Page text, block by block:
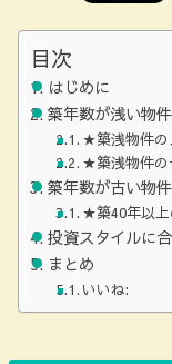
目次
はじめに
築年数が浅い物
★築浅物件の
★築浅物件の
築年数が古い物
★築40年以上
投資スタイルに
まとめ
いいね: